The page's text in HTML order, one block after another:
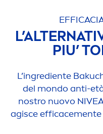
PIU’
L’ingrediente
del mondo anti-
nostro nuovo
agisce efficacemente